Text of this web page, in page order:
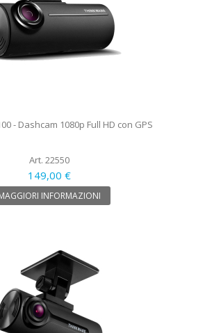
- Dashcam 1080p Full HD con GPS
Art. 22550
149,00 €
INFORMAZIONI